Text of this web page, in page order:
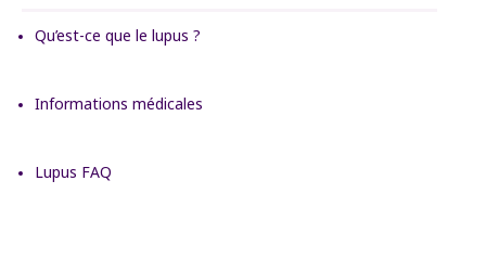
Qu’est-ce que le lupus ?
Informations médicales
Lupus FAQ